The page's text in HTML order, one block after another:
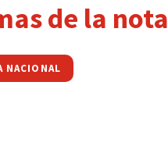
de la nota
NACIONAL